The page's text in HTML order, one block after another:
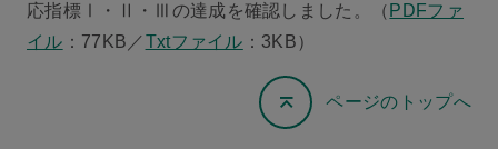
応指標Ⅰ・Ⅱ・Ⅲの達成を確認しました。（ PDFファ
イル ：77KB／Txtファイル ：3KB）
ページのトップへ